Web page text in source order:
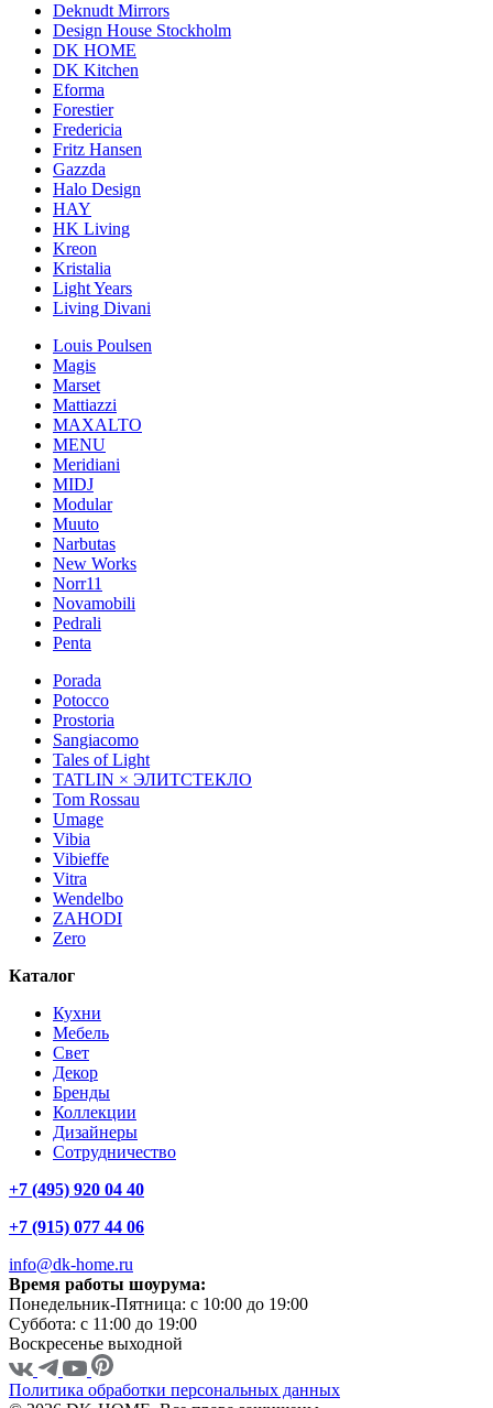
Deknudt Mirrors
Design House Stockholm
DK HOME
DK Kitchen
Eforma
Forestier
Fredericia
Fritz Hansen
Gazzda
Halo Design
HAY
HK Living
Kreon
Kristalia
Light Years
Living Divani
Louis Poulsen
Magis
Marset
Mattiazzi
MAXALTO
MENU
Meridiani
MIDJ
Modular
Muuto
Narbutas
New Works
Norr11
Novamobili
Pedrali
Penta
Porada
Potocco
Prostoria
Sangiacomo
Tales of Light
TATLIN × ЭЛИТСТЕКЛО
Tom Rossau
Umage
Vibia
Vibieffe
Vitra
Wendelbo
ZAHODI
Zero
Каталог
Кухни
Мебель
Свет
Декор
Бренды
Коллекции
Дизайнеры
Сотрудничество
+7 (495) 920 04 40
+7 (915) 077 44 06
info@dk-home.ru
Время работы шоурума:
Понедельник-Пятница: c 10:00 до 19:00
Суббота: c 11:00 до 19:00
Воскресенье выходной
Политика обработки персональных данных